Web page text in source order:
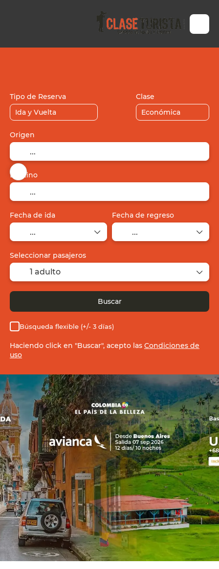
Tipo de Reserva Clase
Origen
Destino
Fecha de ida Fecha de regreso
Seleccionar pasajeros
1 adulto
Buscar
Búsqueda flexible (+/- 3 días)
Haciendo click en "Buscar", acepto las Condiciones de
uso